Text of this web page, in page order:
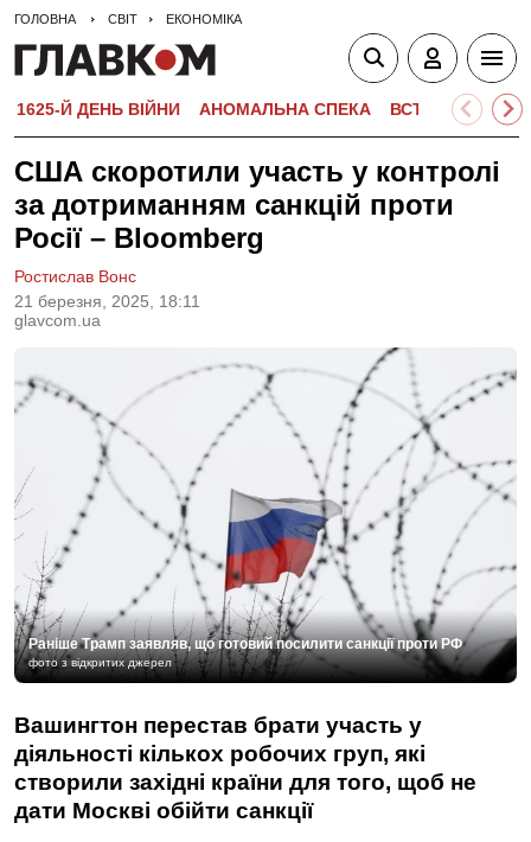
ГОЛОВНА СВІТ ЕКОНОМІКА
1625-Й ДЕНЬ ВІЙНИ АНОМАЛЬНА СПЕКА ВСТУПНА
США скоротили участь у контролі
за дотриманням санкцій проти
Росії – Bloomberg
21 березня, 2025, 18:11
glavcom.ua
Ростислав Вонс
Раніше Трамп заявляв, що готовий посилити санкції проти РФ
фото з відкритих джерел
Вашингтон перестав брати участь у
діяльності кількох робочих груп, які
створили західні країни для того, щоб не
дати Москві обійти санкції